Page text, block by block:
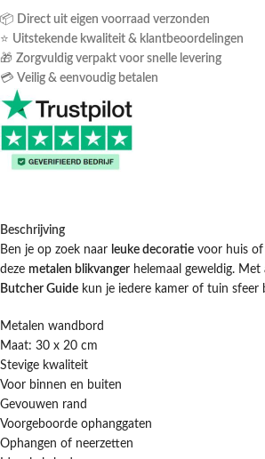
📦 Direct uit eigen voorraad verzonden
⭐ Uitstekende kwaliteit & klantbeoordelingen
🎁 Zorgvuldig verpakt voor snelle levering
💳 Veilig & eenvoudig betalen
Beschrijving
Ben je op zoek naar leuke decoratie voor huis
deze metalen blikvanger helemaal geweldig.
Butcher Guide kun je iedere kamer of tuin sfeer
Metalen wandbord
Maat: 30 x 20 cm
Stevige kwaliteit
Voor binnen en buiten
Gevouwen rand
Voorgeboorde ophanggaten
Ophangen of neerzetten